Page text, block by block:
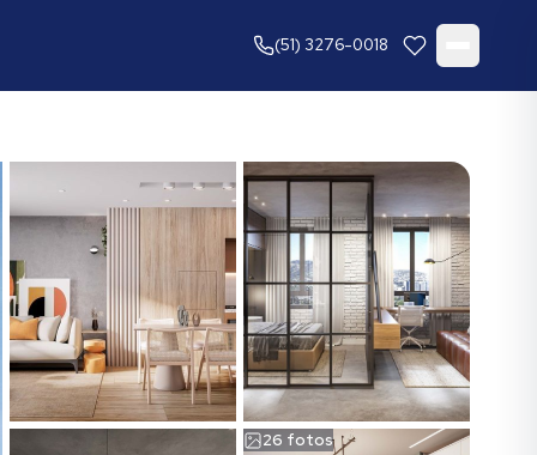
(51) 3276-0018
26 fotos